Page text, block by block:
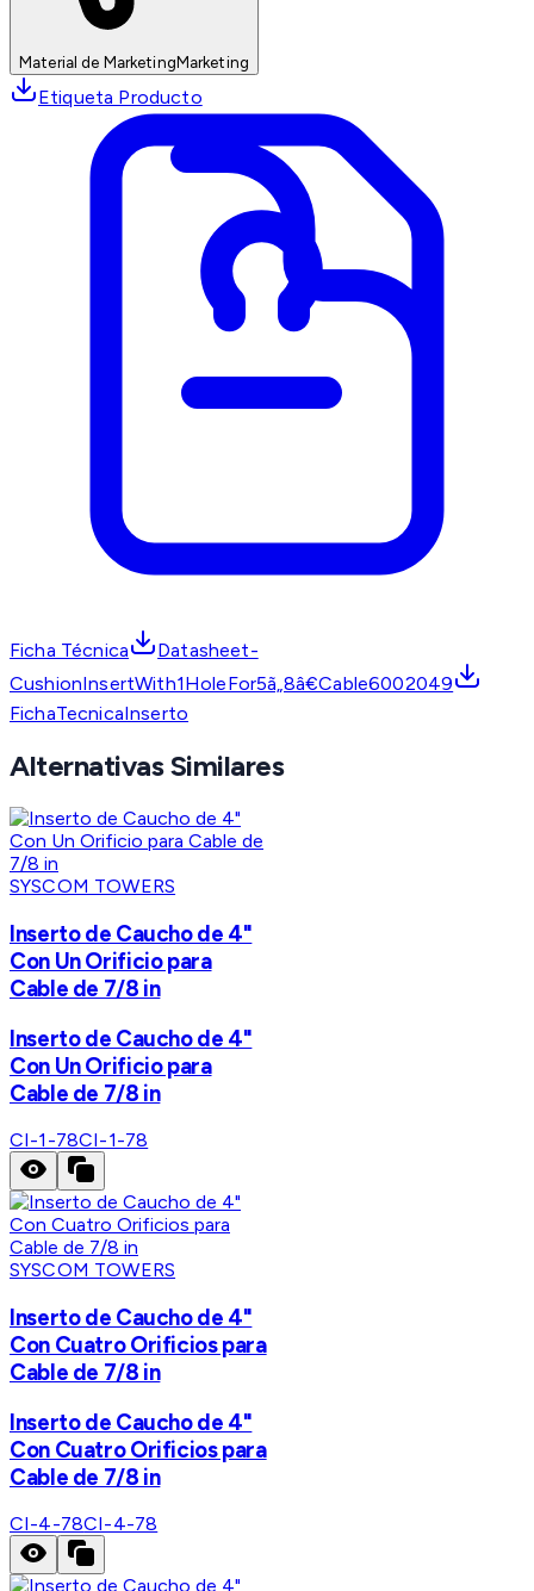
Material de MarketingMarketing
Etiqueta Producto
Ficha Técnica
Datasheet-
CushionInsertWith1HoleFor5ã„8â€Cable6002049
FichaTecnicaInserto
Alternativas Similares
SYSCOM TOWERS
Inserto de Caucho de 4"
Con Un Orificio para
Cable de 7/8 in
Inserto de Caucho de 4"
Con Un Orificio para
Cable de 7/8 in
CI-1-78CI-1-78
SYSCOM TOWERS
Inserto de Caucho de 4"
Con Cuatro Orificios para
Cable de 7/8 in
Inserto de Caucho de 4"
Con Cuatro Orificios para
Cable de 7/8 in
CI-4-78CI-4-78